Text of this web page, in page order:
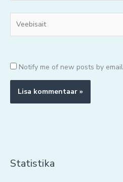
Notify me of new posts by
Statistika